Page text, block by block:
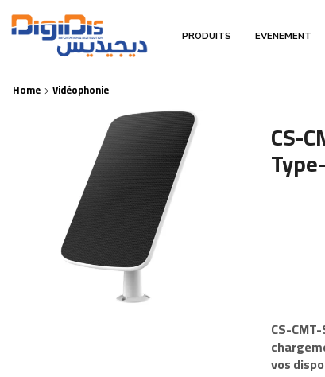
PRODUITS EVENEMENT
Home Vidéophonie
CS-
CS-
vos